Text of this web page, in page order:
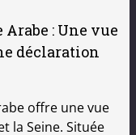
: Une vue
déclaration
offre une vue
la Seine. Située